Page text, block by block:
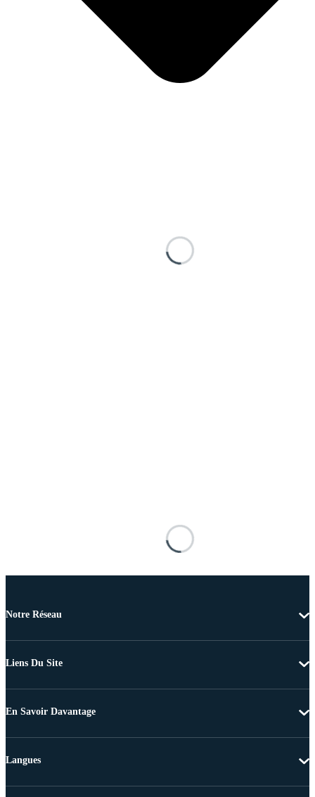
Notre Réseau
Liens Du Site
En Savoir Davantage
Langues